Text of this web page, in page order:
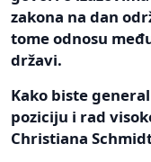
zakona na dan
tome odnosu
državi.
Kako biste
poziciju i rad
Christiana